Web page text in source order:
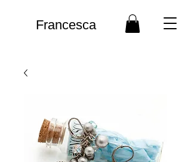
Francesca